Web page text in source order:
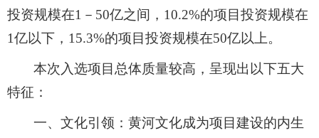
投资规模在1－50亿之间，10.2%的项目投资规模在
1亿以下，15.3%的项目投资规模在50亿以上。
本次入选项目总体质量较高，呈现出以下五大
特征：
一、文化引领：黄河文化成为项目建设的内生